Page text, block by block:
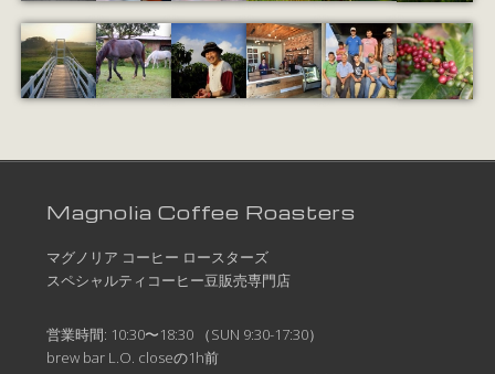
Magnolia Coffee Roasters
マグノリア コーヒー ロースターズ
スペシャルティコーヒー豆販売専門店
営業時間: 10:30〜18:30 （SUN 9:30-17:30）
brew bar L.O. closeの1h前